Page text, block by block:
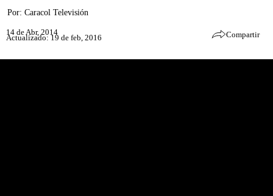
Por: Caracol Televisión
14 de Abr, 2014
Actualizado: 19 de feb, 2016 Compartir